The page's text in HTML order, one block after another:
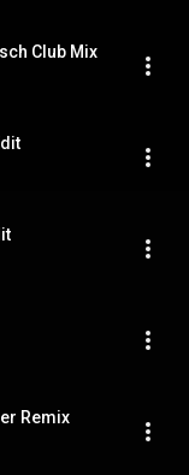
Club Mix
Remix